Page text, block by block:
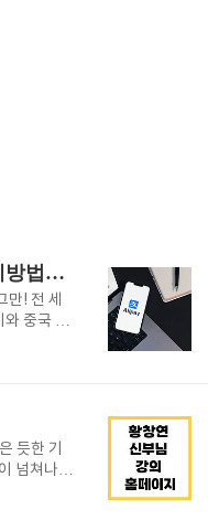
카카오페이 알리페이 연동 결제방법과 수수료 중국 여행
! 전 세
와 중국 대
이나 복잡
. 1️⃣ 카카
국은 ‘Q
말로 현금
요. 전통
설고 번
듯한 기
넘쳐나지
쉽지 않